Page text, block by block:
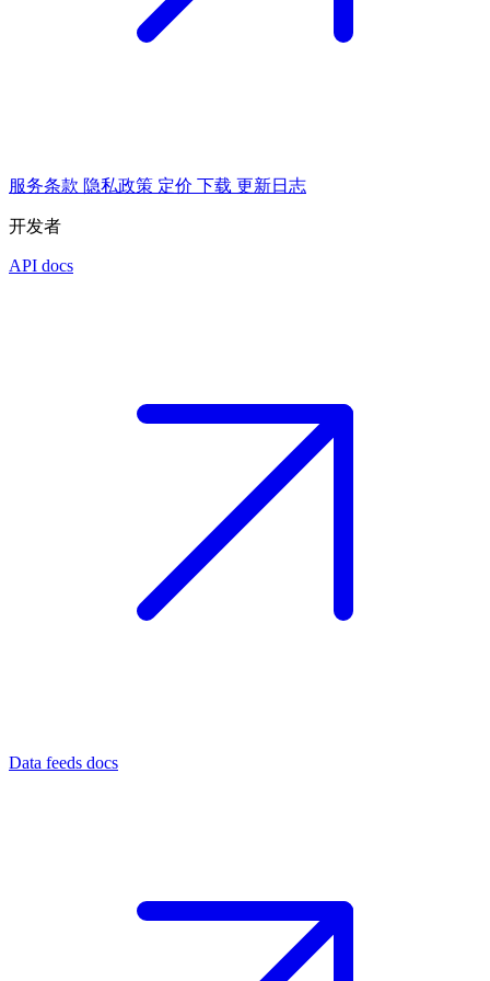
服务条款 隐私政策 定价 下载 更新日志
开发者
API docs
Data feeds docs